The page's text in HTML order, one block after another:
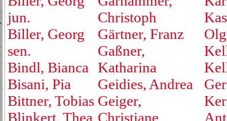
jun.
Biller, Georg
sen.
Bindl, Bianca
Bisani, Pia
Bittner, Tobias
Blinkert, Thea
Christoph
Gärtner, Franz
Gaßner,
Katharina
Geidies, Andrea
Geiger,
Christiane